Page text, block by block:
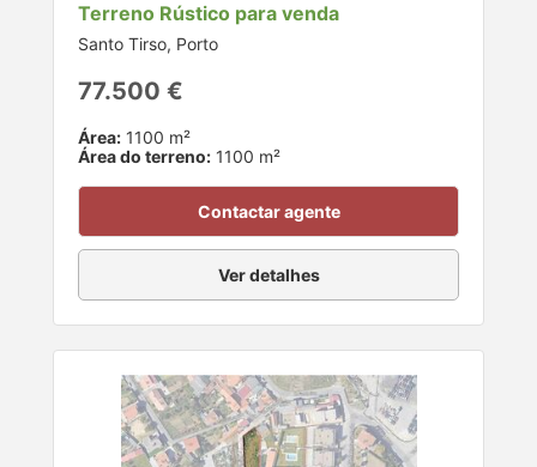
Terreno Rústico para venda
Santo Tirso, Porto
77.500 €
Área: 1100 m²
Área do terreno: 1100 m²
Contactar agente
Ver detalhes